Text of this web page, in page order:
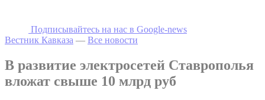
Подписывайтесь на наc в Google-news
Вестник Кавказа — Все новости
В развитие электросетей Ставрополья
вложат свыше 10 млрд руб